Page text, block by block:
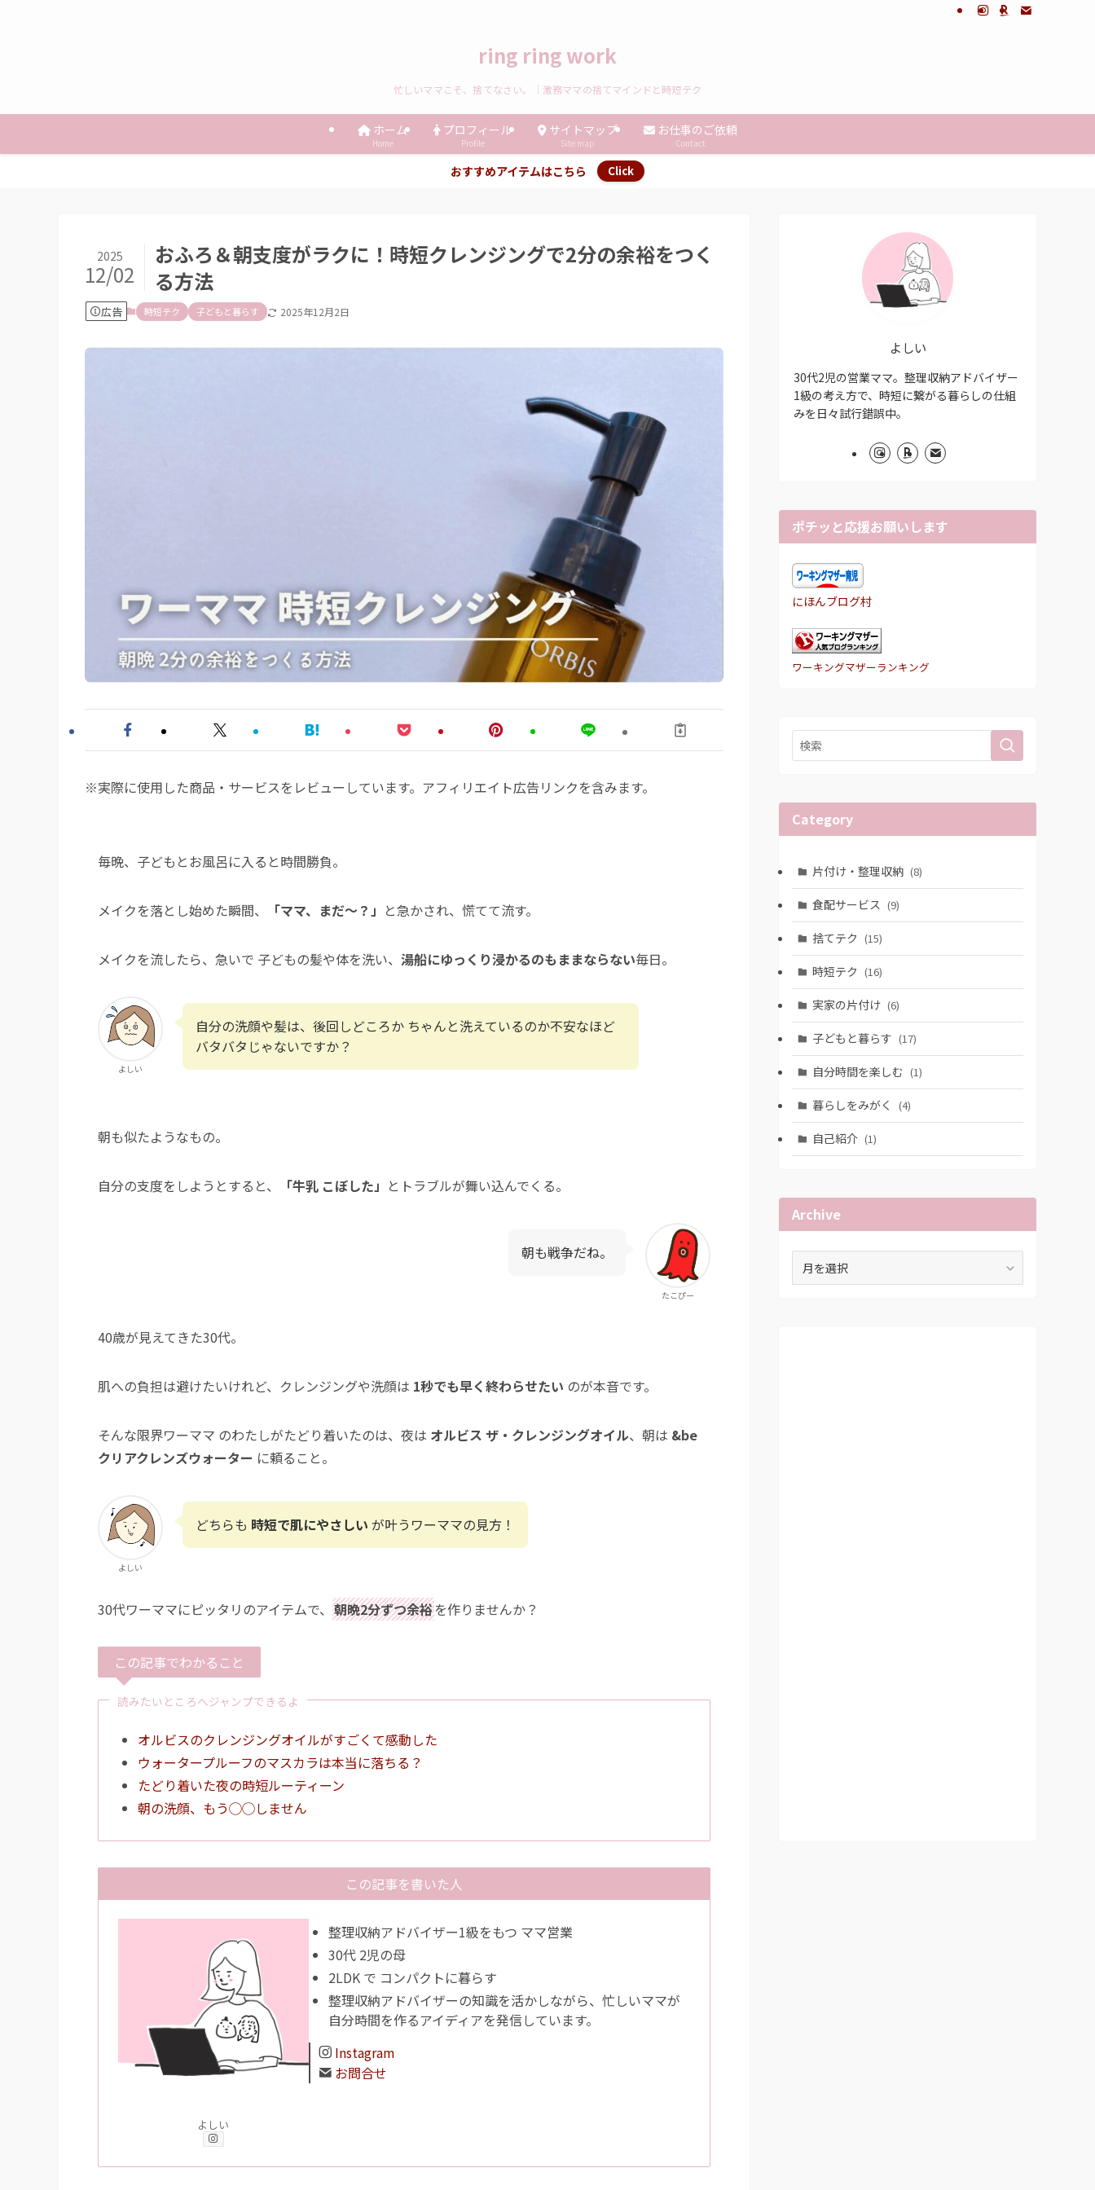
ring ring work
忙しいママこそ、捨てなさい。｜激務ママの捨てマインドと時短テク
ホーム
Home
プロフィール
Profile
サイトマップ
Site map
お仕事のご依頼
Contact
おすすめアイテムはこちら Click
おふろ＆朝支度がラクに！時短クレンジングで2分の余裕をつく
る方法
2025
12/02
広告 時短テク 子どもと暮らす 2025年12月2日
※実際に使用した商品・サービスをレビューしています。アフィリエイト広告リンクを含みます。
毎晩、子どもとお風呂に入ると時間勝負。
メイクを落とし始めた瞬間、 「ママ、まだ〜？」 と急かされ、慌てて流す。
メイクを流したら、急いで 子どもの髪や体を洗い、 湯船にゆっくり浸かるのもままならない毎日。
よしい
自分の洗顔や髪は、後回しどころか ちゃんと洗えているのか不安なほど
バタバタじゃないですか？
朝も似たようなもの。
自分の支度をしようとすると、 「牛乳 こぼした」 とトラブルが舞い込んでくる。
たこぴー
朝も戦争だね。
40歳が見えてきた30代。
肌への負担は避けたいけれど、クレンジングや洗顔は 1秒でも早く終わらせたい のが本音です。
そんな限界ワーママ のわたしがたどり着いたのは、夜は オルビス ザ・クレンジングオイル、朝は &be
クリアクレンズウォーター に頼ること。
よしい
どちらも 時短で肌にやさしい が叶うワーママの見方！
30代ワーママにピッタリのアイテムで、 朝晩2分ずつ余裕を作りませんか？
この記事でわかること
読みたいところへジャンプできるよ
オルビスのクレンジングオイルがすごくて感動した
ウォータープルーフのマスカラは本当に落ちる？
たどり着いた夜の時短ルーティーン
朝の洗顔、もう◯◯しません
この記事を書いた人
よしい
整理収納アドバイザー1級をもつ ママ営業
30代 2児の母
2LDK で コンパクトに暮らす
整理収納アドバイザーの知識を活かしながら、忙しいママが
自分時間を作るアイディアを発信しています。
Instagram
お問合せ
よしい
30代2児の営業ママ。整理収納アドバイザー
1級の考え方で、時短に繋がる暮らしの仕組
みを日々試行錯誤中。
ポチッと応援お願いします
にほんブログ村
ワーキングマザーランキング
Category
片付け・整理収納 (8)
食配サービス (9)
捨てテク (15)
時短テク (16)
実家の片付け (6)
子どもと暮らす (17)
自分時間を楽しむ (1)
暮らしをみがく (4)
自己紹介 (1)
Archive